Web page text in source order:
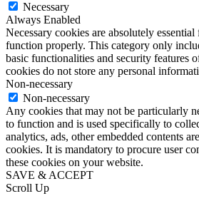
Necessary
Always Enabled
Necessary cookies are absolutely
function properly. This category only
basic functionalities and security features
cookies do not store any personal
Non-necessary
Non-necessary
Any cookies that may not be particularly
to function and is used specifically to
analytics, ads, other embedded contents
cookies. It is mandatory to procure user
these cookies on your website.
SAVE & ACCEPT
Scroll Up